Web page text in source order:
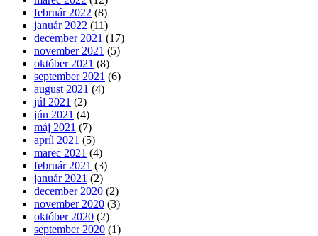
február 2022 (8)
január 2022 (11)
december 2021 (17)
november 2021 (5)
október 2021 (8)
september 2021 (6)
august 2021 (4)
júl 2021 (2)
jún 2021 (4)
máj 2021 (7)
apríl 2021 (5)
marec 2021 (4)
február 2021 (3)
január 2021 (2)
december 2020 (2)
november 2020 (3)
október 2020 (2)
september 2020 (1)